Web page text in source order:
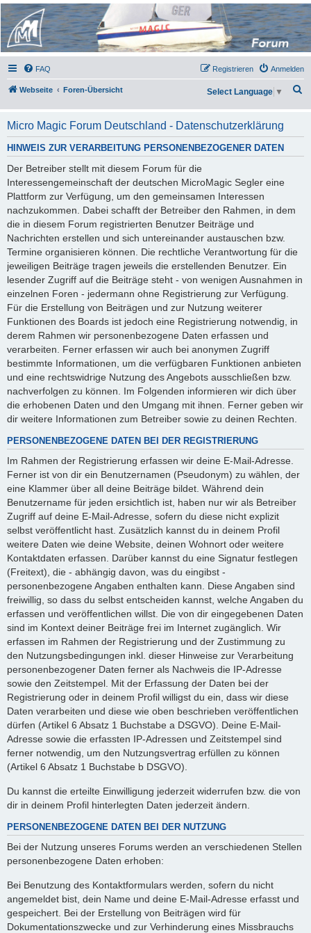
Micro Magic Forum
Deutschland
FAQ Anmelden
Registrieren
Webseite Foren-Übersicht
h
e
Select Language ▼
Micro Magic Forum Deutschland - Datenschutzerklärung
HINWEIS ZUR VERARBEITUNG PERSONENBEZOGENER DATEN
Der Betreiber stellt mit diesem Forum für die
Interessengemeinschaft der deutschen MicroMagic Segler eine
Plattform zur Verfügung, um den gemeinsamen Interessen
nachzukommen. Dabei schafft der Betreiber den Rahmen, in dem
die in diesem Forum registrierten Benutzer Beiträge und
Nachrichten erstellen und sich untereinander austauschen bzw.
Termine organisieren können. Die rechtliche Verantwortung für die
jeweiligen Beiträge tragen jeweils die erstellenden Benutzer. Ein
lesender Zugriff auf die Beiträge steht - von wenigen Ausnahmen in
einzelnen Foren - jedermann ohne Registrierung zur Verfügung.
Für die Erstellung von Beiträgen und zur Nutzung weiterer
Funktionen des Boards ist jedoch eine Registrierung notwendig, in
derem Rahmen wir personenbezogene Daten erfassen und
verarbeiten. Ferner erfassen wir auch bei anonymen Zugriff
bestimmte Informationen, um die verfügbaren Funktionen anbieten
und eine rechtswidrige Nutzung des Angebots ausschließen bzw.
nachverfolgen zu können. Im Folgenden informieren wir dich über
die erhobenen Daten und den Umgang mit ihnen. Ferner geben wir
dir weitere Informationen zum Betreiber sowie zu deinen Rechten.
PERSONENBEZOGENE DATEN BEI DER REGISTRIERUNG
Im Rahmen der Registrierung erfassen wir deine E-Mail-Adresse.
Ferner ist von dir ein Benutzernamen (Pseudonym) zu wählen, der
eine Klammer über all deine Beiträge bildet. Während dein
Benutzername für jeden ersichtlich ist, haben nur wir als Betreiber
Zugriff auf deine E-Mail-Adresse, sofern du diese nicht explizit
selbst veröffentlicht hast. Zusätzlich kannst du in deinem Profil
weitere Daten wie deine Website, deinen Wohnort oder weitere
Kontaktdaten erfassen. Darüber kannst du eine Signatur festlegen
(Freitext), die - abhängig davon, was du eingibst -
personenbezogene Angaben enthalten kann. Diese Angaben sind
freiwillig, so dass du selbst entscheiden kannst, welche Angaben du
erfassen und veröffentlichen willst. Die von dir eingegebenen Daten
sind im Kontext deiner Beiträge frei im Internet zugänglich. Wir
erfassen im Rahmen der Registrierung und der Zustimmung zu
den Nutzungsbedingungen inkl. dieser Hinweise zur Verarbeitung
personenbezogener Daten ferner als Nachweis die IP-Adresse
sowie den Zeitstempel. Mit der Erfassung der Daten bei der
Registrierung oder in deinem Profil willigst du ein, dass wir diese
Daten verarbeiten und diese wie oben beschrieben veröffentlichen
dürfen (Artikel 6 Absatz 1 Buchstabe a DSGVO). Deine E-Mail-
Adresse sowie die erfassten IP-Adressen und Zeitstempel sind
ferner notwendig, um den Nutzungsvertrag erfüllen zu können
(Artikel 6 Absatz 1 Buchstabe b DSGVO).
Du kannst die erteilte Einwilligung jederzeit widerrufen bzw. die von
dir in deinem Profil hinterlegten Daten jederzeit ändern.
PERSONENBEZOGENE DATEN BEI DER NUTZUNG
Bei der Nutzung unseres Forums werden an verschiedenen Stellen
personenbezogene Daten erhoben:
Bei Benutzung des Kontaktformulars werden, sofern du nicht
angemeldet bist, dein Name und deine E-Mail-Adresse erfasst und
gespeichert. Bei der Erstellung von Beiträgen wird für
Dokumentationszwecke und zur Verhinderung eines Missbrauchs